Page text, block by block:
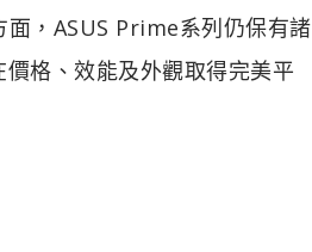
，ASUS Prime系列仍保有諸
格、效能及外觀取得完美平